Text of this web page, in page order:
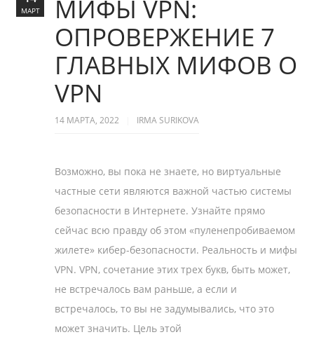
MИФЫ VPN:
ОПРОВЕРЖЕНИЕ 7
ГЛАВНЫХ МИФОВ О
VPN
14 МАРТА, 2022 IRMA SURIKOVA
Возможно, вы пока не знаете, но виртуальные
частные сети являются важной частью системы
безопасности в Интернете. Узнайте прямо
сейчас всю правду об этом «пуленепробиваемом
жилете» кибер-безопасности. Реальность и мифы
VPN. VPN, сочетание этих трех букв, быть может,
не встречалось вам раньше, а если и
встречалось, то вы не задумывались, что это
может значить. Цель этой
МАРТ